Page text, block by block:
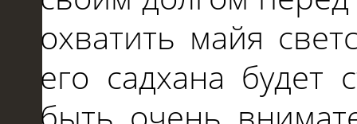
охватить майя
его садхана будет